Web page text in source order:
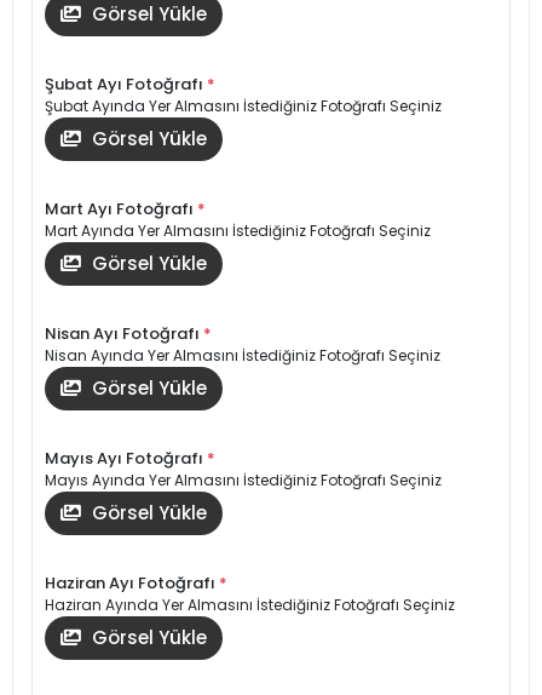
Görsel Yükle
Şubat Ayı Fotoğrafı *
Şubat Ayında Yer Almasını İstediğiniz Fotoğrafı Seçiniz
Görsel Yükle
Mart Ayı Fotoğrafı *
Mart Ayında Yer Almasını İstediğiniz Fotoğrafı Seçiniz
Görsel Yükle
Nisan Ayı Fotoğrafı *
Nisan Ayında Yer Almasını İstediğiniz Fotoğrafı Seçiniz
Görsel Yükle
Mayıs Ayı Fotoğrafı *
Mayıs Ayında Yer Almasını İstediğiniz Fotoğrafı Seçiniz
Görsel Yükle
Haziran Ayı Fotoğrafı *
Haziran Ayında Yer Almasını İstediğiniz Fotoğrafı Seçiniz
Görsel Yükle